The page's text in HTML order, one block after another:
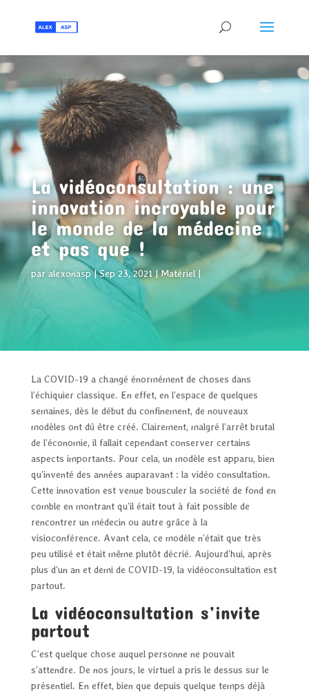
La vidéoconsultation : une
innovation incroyable pour
le monde de la médecine
et pas que !
par alexonasp Sep 23, 2021 Matériel
La COVID-19 a changé énormément de choses dans
l’échiquier classique. En effet, en l’espace de quelques
semaines, dès le début du confinement, de nouveaux
modèles ont dû être créé. Clairement, malgré l’arrêt brutal
de l’économie, il fallait cependant conserver certains
aspects importants. Pour cela, un modèle est apparu, bien
qu’inventé des années auparavant : la vidéo consultation.
Cette innovation est venue bousculer la société de fond en
comble en montrant qu’il était tout à fait possible de
rencontrer un médecin ou autre grâce à la
visioconférence. Avant cela, ce modèle n’était que très
peu utilisé et était même plutôt décrié. Aujourd’hui, après
plus d’un an et demi de COVID-19, la vidéoconsultation est
partout.
La vidéoconsultation s’invite
partout
C’est quelque chose auquel personne ne pouvait
s’attendre. De nos jours, le virtuel a pris le dessus sur le
présentiel. En effet, bien que depuis quelque temps déjà